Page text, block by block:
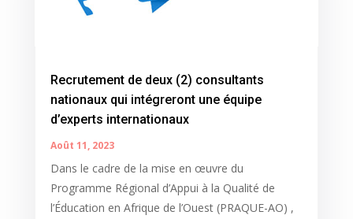
Recrutement de deux (2) consultants
nationaux qui intégreront une équipe
d’experts internationaux
Août 11, 2023
Dans le cadre de la mise en œuvre du
Programme Régional d’Appui à la Qualité de
l’Éducation en Afrique de l’Ouest (PRAQUE-AO) ,